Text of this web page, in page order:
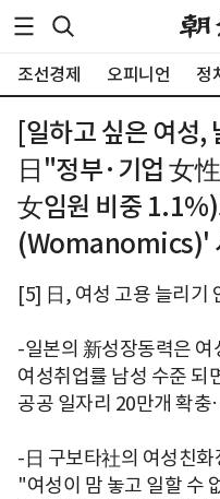
조선경제 오피니언 정
[일하고 싶은 여성,
日"정부·기업 女
女임원 비중
(Womanomics)'
[5] 日, 여성 고용 늘리기
-일본의 新성장동력은 여
여성취업률 남성 수준 되
공공 일자리 20만개 확
-日 구보타社의 여성친화
"여성이 맘 놓고 일할 수